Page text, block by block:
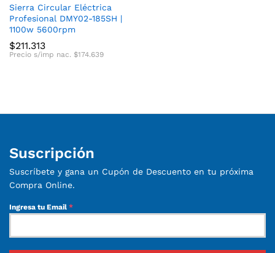
Sierra Circular Eléctrica
Profesional DMY02-185SH |
1100w 5600rpm
$211.313
Precio s/imp nac. $174.639
Suscripción
Suscríbete y gana un Cupón de Descuento en tu próxima
Compra Online.
Ingresa tu Email *